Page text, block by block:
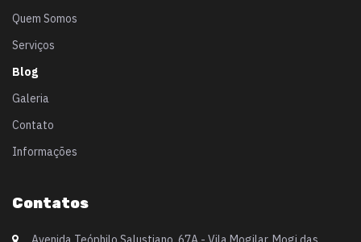
Quem Somos
Serviços
Blog
Galeria
Contato
Informações
Contatos